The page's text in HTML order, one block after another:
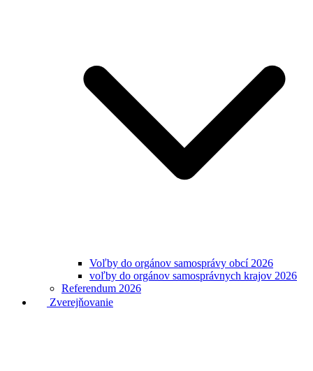
Voľby do orgánov samosprávy obcí 2026
voľby do orgánov samosprávnych krajov 2026
Referendum 2026
Zverejňovanie